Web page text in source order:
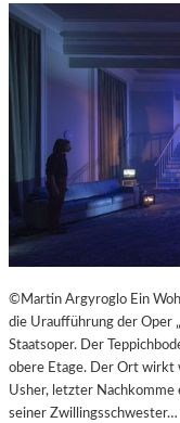
©Martin Argyroglo Ein
die Uraufführung der Oper
Staatsoper. Der
obere Etage. Der Ort wirkt
Usher, letzter
seiner Zwillingsschwester…